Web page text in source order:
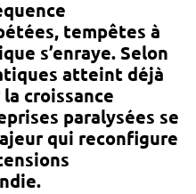
tempêtes à
s’enraye. Selon
atteint déjà
croissance
paralysées se
qui reconfigure